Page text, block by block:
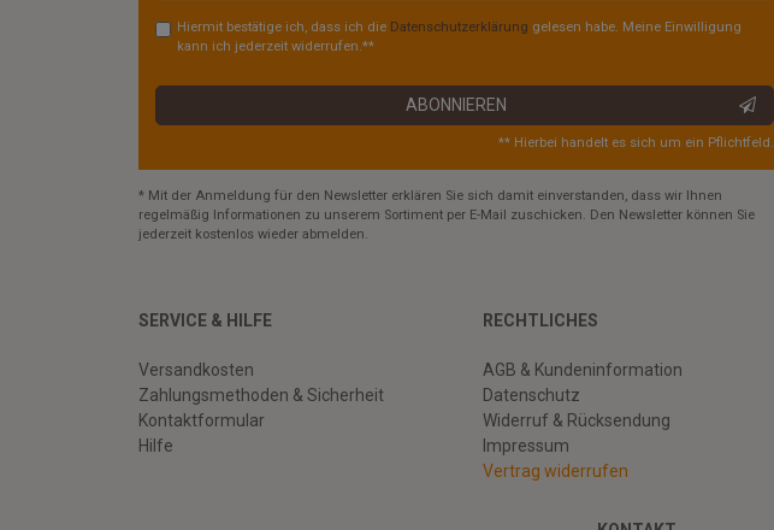
Hiermit bestätige ich, dass ich die Daten­schutz­erklärung gelesen habe. Meine Einwilligung
kann ich jederzeit widerrufen.**
ABONNIEREN
** Hierbei handelt es sich um ein Pflichtfeld.
* Mit der Anmeldung für den Newsletter erklären Sie sich damit einverstanden, dass wir Ihnen
regelmäßig Informationen zu unserem Sortiment per E-Mail zuschicken. Den Newsletter können Sie
jederzeit kostenlos wieder abmelden.
SERVICE & HILFE
Versandkosten
Zahlungsmethoden & Sicherheit
Kontaktformular
Hilfe
RECHTLICHES
AGB & Kundeninformation
Datenschutz
Widerruf & Rücksendung
Impressum
Vertrag widerrufen